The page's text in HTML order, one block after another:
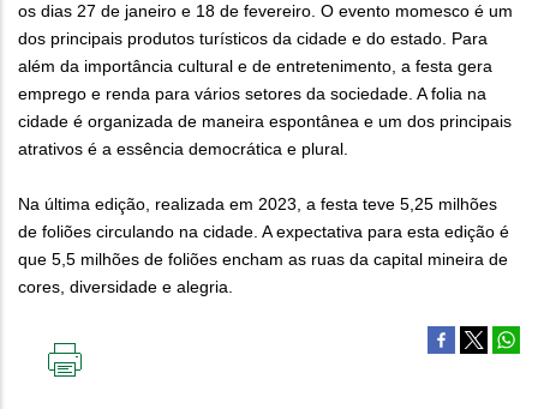
os dias 27 de janeiro e 18 de fevereiro. O evento momesco é um
dos principais produtos turísticos da cidade e do estado. Para
além da importância cultural e de entretenimento, a festa gera
emprego e renda para vários setores da sociedade. A folia na
cidade é organizada de maneira espontânea e um dos principais
atrativos é a essência democrática e plural.
Na última edição, realizada em 2023, a festa teve 5,25 milhões
de foliões circulando na cidade. A expectativa para esta edição é
que 5,5 milhões de foliões encham as ruas da capital mineira de
cores, diversidade e alegria.